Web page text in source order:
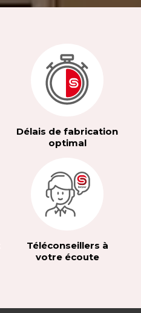
Délais de fabrication
optimal
Téléconseillers à
votre écoute